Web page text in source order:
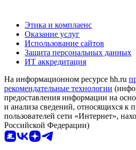
Этика и комплаенс
Оказание услуг
Использование сайтов
Защита персональных данных
ИТ аккредитация
На информационном ресурсе hh.ru
рекомендательные технологии
предоставления информации на
и анализа сведений, относящихся к
пользователей сети «Интернет»,
Российской Федерации)